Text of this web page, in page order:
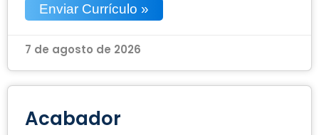
Enviar Currículo »
7 de agosto de 2026
Acabador